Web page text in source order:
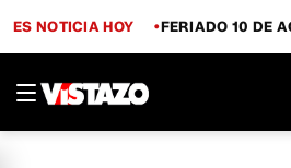
ES NOTICIA HOY FERIADO 10 DE